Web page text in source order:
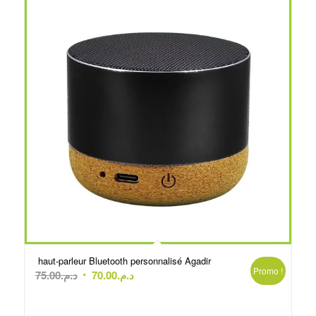
haut-parleur Bluetooth personnalisé Agadir
د.م.75.00
Le
د.م.70.00
Le
Promo !